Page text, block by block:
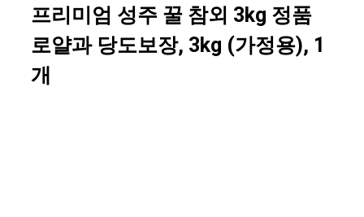
프리미엄 성주 꿀 참외 3kg 정품
로얄과 당도보장, 3kg (가정용), 1
개